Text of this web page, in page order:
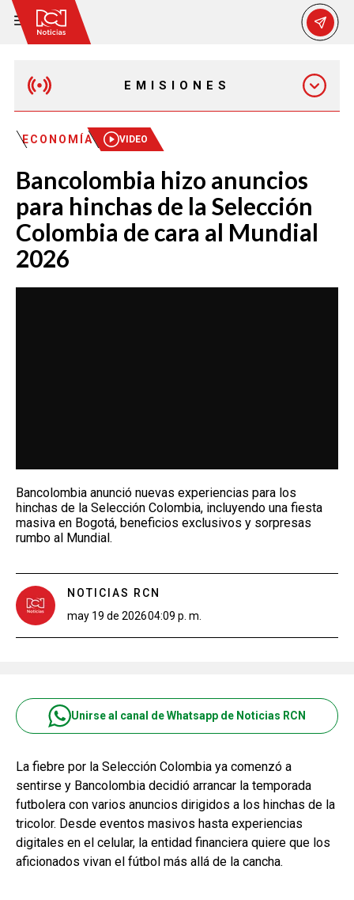
EMISIONES
EMISIÓN 12:30 PM
EMISIÓN 7:00 PM
ECONOMÍA VIDEO
Bancolombia hizo anuncios
para hinchas de la Selección
Colombia de cara al Mundial
2026
Bancolombia anunció nuevas experiencias para los
hinchas de la Selección Colombia, incluyendo una fiesta
masiva en Bogotá, beneficios exclusivos y sorpresas
rumbo al Mundial.
NOTICIAS RCN
may 19 de 202604:09 p. m.
Unirse al canal de Whatsapp de Noticias RCN
La fiebre por la Selección Colombia ya comenzó a
sentirse y Bancolombia decidió arrancar la temporada
futbolera con varios anuncios dirigidos a los hinchas de la
tricolor. Desde eventos masivos hasta experiencias
digitales en el celular, la entidad financiera quiere que los
aficionados vivan el fútbol más allá de la cancha.